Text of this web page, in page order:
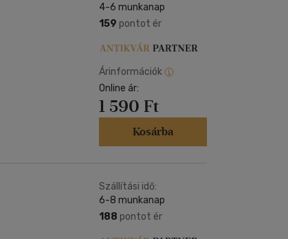
4-6 munkanap
159 pontot ér
Árinformációk
Online ár:
1 590 Ft
Kosárba
Szállítási idő:
6-8 munkanap
188 pontot ér